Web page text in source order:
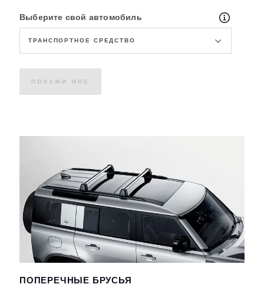
Выберите свой автомобиль
ТРАНСПОРТНОЕ СРЕДСТВО
ПОКАЖИ МНЕ
ПОПЕРЕЧНЫЕ БРУСЬЯ